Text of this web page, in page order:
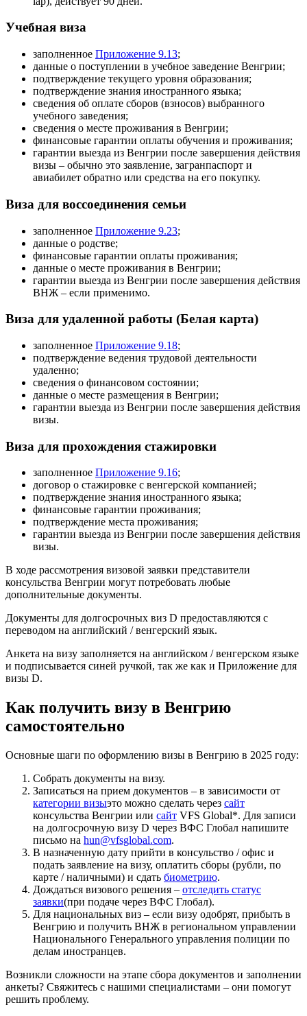
Учебная виза
заполненное Приложение 9.13;
данные о поступлении в учебное заведение Венгрии;
подтверждение текущего уровня образования;
подтверждение знания иностранного языка;
сведения об оплате сборов (взносов) выбранного
учебного заведения;
сведения о месте проживания в Венгрии;
финансовые гарантии оплаты обучения и проживания;
гарантии выезда из Венгрии после завершения действия
визы – обычно это заявление, загранпаспорт и
авиабилет обратно или средства на его покупку.
Виза для воссоединения семьи
заполненное Приложение 9.23;
данные о родстве;
финансовые гарантии оплаты проживания;
данные о месте проживания в Венгрии;
гарантии выезда из Венгрии после завершения действия
ВНЖ – если применимо.
Виза для удаленной работы (Белая карта)
заполненное Приложение 9.18;
подтверждение ведения трудовой деятельности
удаленно;
сведения о финансовом состоянии;
данные о месте размещения в Венгрии;
гарантии выезда из Венгрии после завершения действия
визы.
Виза для прохождения стажировки
заполненное Приложение 9.16;
договор о стажировке с венгерской компанией;
подтверждение знания иностранного языка;
финансовые гарантии проживания;
подтверждение места проживания;
гарантии выезда из Венгрии после завершения действия
визы.
В ходе рассмотрения визовой заявки представители
консульства Венгрии могут потребовать любые
дополнительные документы.
Документы для долгосрочных виз D предоставляются с
переводом на английский / венгерский язык.
Анкета на визу заполняется на английском / венгерском языке
и подписывается синей ручкой, так же как и Приложение для
визы D.
Как получить визу в Венгрию
самостоятельно
Основные шаги по оформлению визы в Венгрию в 2025 году:
Собрать документы на визу.
Записаться на прием документов – в зависимости от
категории визыэто можно сделать через сайт
консульства Венгрии или сайт VFS Global*. Для записи
на долгосрочную визу D через ВФС Глобал напишите
письмо на hun@vfsglobal.com.
В назначенную дату прийти в консульство / офис и
подать заявление на визу, оплатить сборы (рубли, по
карте / наличными) и сдать биометрию.
Дождаться визового решения – отследить статус
заявки(при подаче через ВФС Глобал).
Для национальных виз – если визу одобрят, прибыть в
Венгрию и получить ВНЖ в региональном управлении
Национального Генерального управления полиции по
делам иностранцев.
Возникли сложности на этапе сбора документов и заполнении
анкеты? Свяжитесь с нашими специалистами – они помогут
решить проблему.